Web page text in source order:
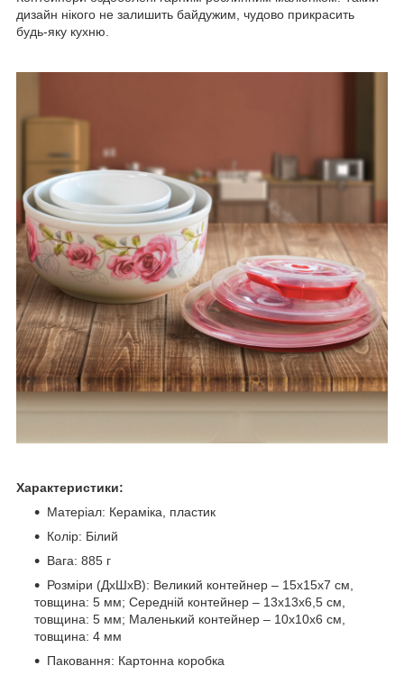
дизайн нікого не залишить байдужим, чудово прикрасить
будь-яку кухню.
Характеристики:
Матеріал: Кераміка, пластик
Колір: Білий
Вага: 885 г
Розміри (ДхШхВ): Великий контейнер – 15х15х7 см,
товщина: 5 мм; Середній контейнер – 13х13х6,5 см,
товщина: 5 мм; Маленький контейнер – 10х10х6 см,
товщина: 4 мм
Паковання: Картонна коробка